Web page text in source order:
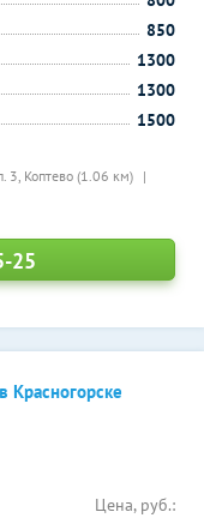
3, Коптево (1.06 км)
850
1300
1300
1500
25
Цена, руб.: